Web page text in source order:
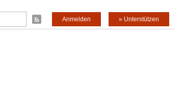
» Unterstützen
Anmelden